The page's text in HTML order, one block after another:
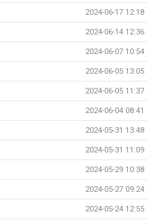
2024-06-17 12:18
2024-06-14 12:36
2024-06-07 10:54
2024-06-05 13:05
2024-06-05 11:37
2024-06-04 08:41
2024-05-31 13:48
2024-05-31 11:09
2024-05-29 10:38
2024-05-27 09:24
2024-05-24 12:55